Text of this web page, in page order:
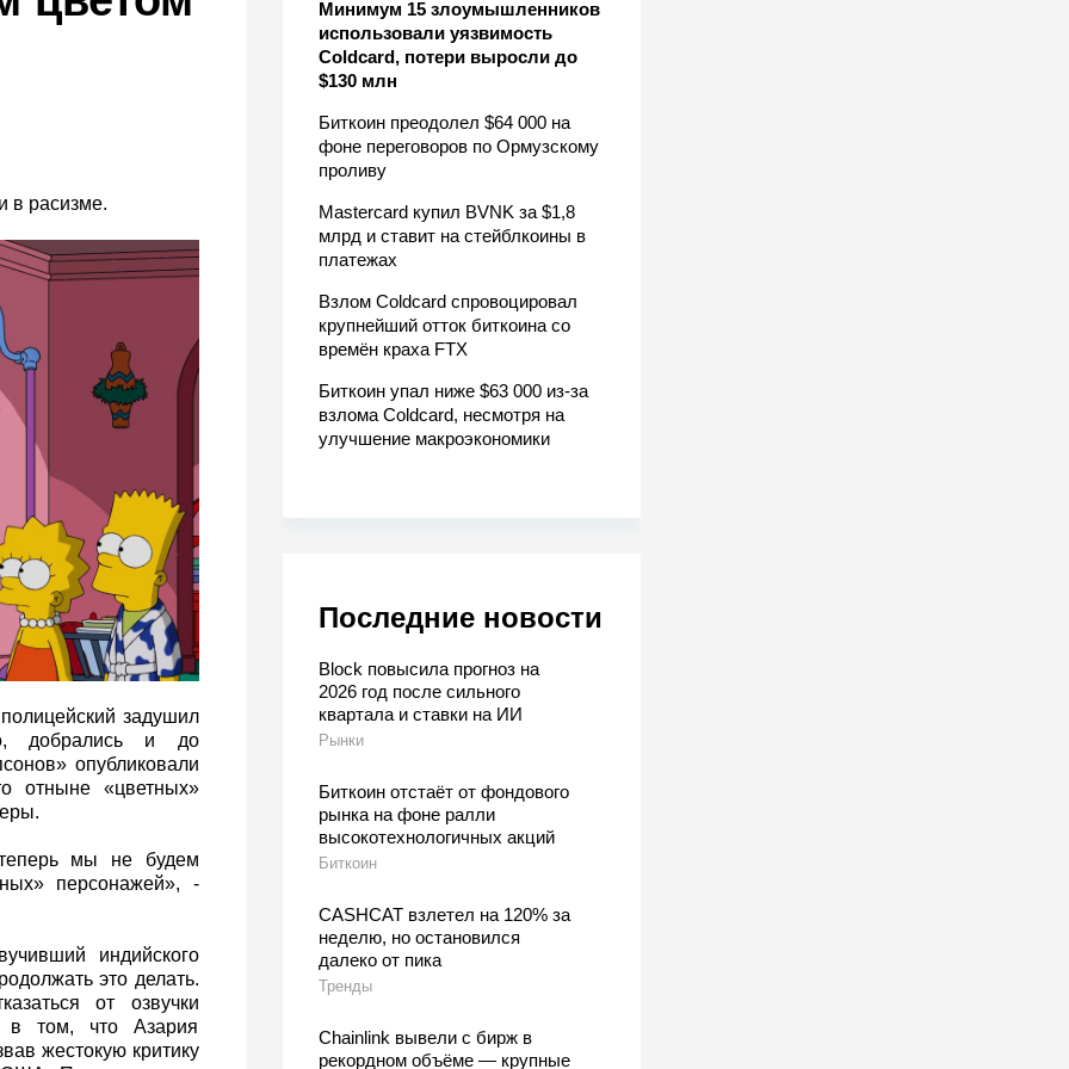
Минимум 15 злоумышленников
использовали уязвимость
Coldcard, потери выросли до
$130 млн
Биткоин преодолел $64 000 на
фоне переговоров по Ормузскому
проливу
Mastercard купил BVNK за $1,8
млрд и ставит на стейблкоины в
платежах
Взлом Coldcard спровоцировал
крупнейший отток биткоина со
времён краха FTX
Биткоин упал ниже $63 000 из-за
взлома Coldcard, несмотря на
улучшение макроэкономики
Последние новости
Block повысила прогноз на
2026 год после сильного
квартала и ставки на ИИ
Рынки
Биткоин отстаёт от фондового
рынка на фоне ралли
высокотехнологичных акций
Биткоин
CASHCAT взлетел на 120% за
неделю, но остановился
далеко от пика
Тренды
Chainlink вывели с бирж в
рекордном объёме — крупные
в расизме.
задушил
добрались и до
опубликовали
отныне «цветных»
мы не будем
персонажей», -
индийского
это делать.
от озвучки
в том, что Азария
жестокую критику